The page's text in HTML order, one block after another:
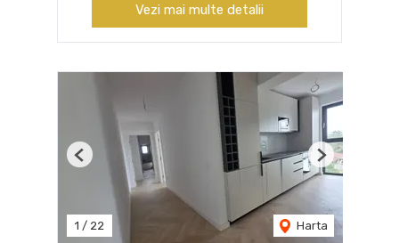
Vezi mai multe detalii
1 / 22 Harta
Previous Next